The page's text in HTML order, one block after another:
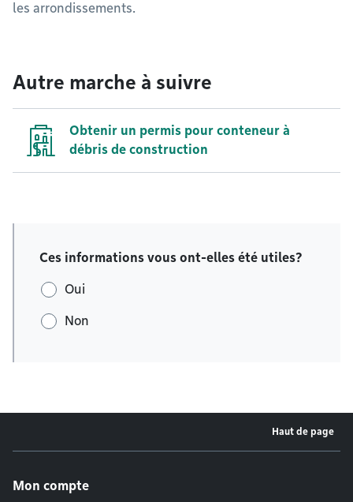
les arrondissements.
Autre marche à suivre
Obtenir un permis pour conteneur à
débris de construction
Ces informations vous ont-elles été utiles?
Oui
Non
Haut de page
Mon compte